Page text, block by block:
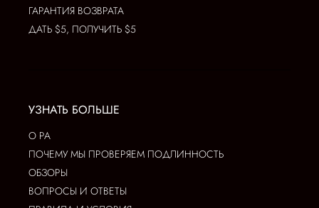
ГАРАНТИЯ ВОЗВРАТА
ДАТЬ $5, ПОЛУЧИТЬ $5
УЗНАТЬ БОЛЬШЕ
О РА
ПОЧЕМУ МЫ ПРОВЕРЯЕМ ПОДЛИННОСТЬ
ОБЗОРЫ
ВОПРОСЫ И ОТВЕТЫ